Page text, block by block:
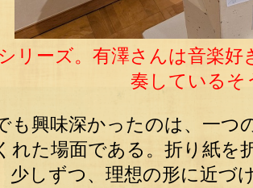
リーズ。有澤さんは音楽
奏しているそ
も興味深かったのは、一つ
れた場面である。折り紙を
少しずつ、理想の形に近づ